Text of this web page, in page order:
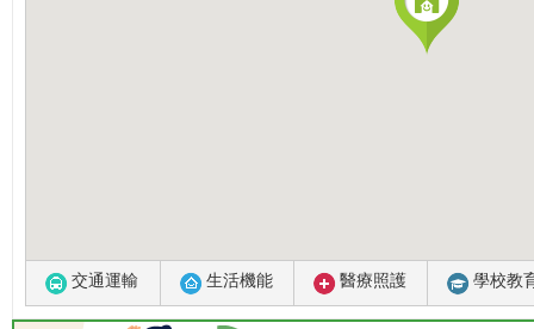
交通運輸 生活機能 醫療照護 學校教